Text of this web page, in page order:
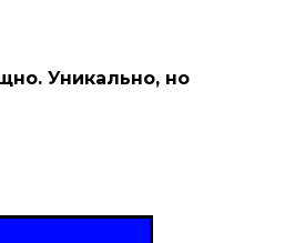
Уникально, но